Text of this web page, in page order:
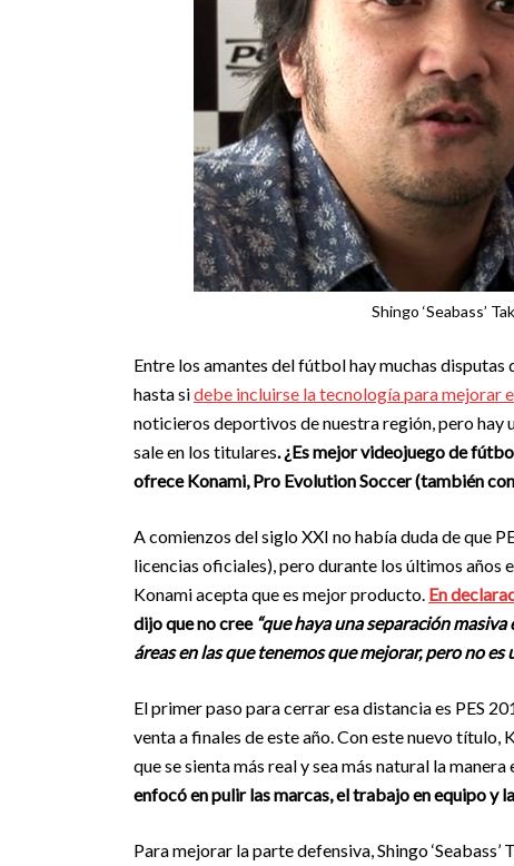
Shingo ‘Seabass’
Entre los amantes del fútbol hay muchas
hasta sidebe incluirse la tecnología para mejorar
noticieros deportivos de nuestra región, pero hay
sale en los titulares. ¿Es mejor videojuego de
ofrece Konami, Pro Evolution Soccer (también
A comienzos del siglo XXI no había duda de que
licencias oficiales), pero durante los últimos años
Konami acepta que es mejor producto. En
dijo que no cree “que haya una separación
áreas en las que tenemos que mejorar, pero no
El primer paso para cerrar esa distancia es PES
venta a finales de este año. Con este nuevo
que se sienta más real y sea más natural la
enfocó en pulir las marcas, el trabajo en equipo y
Para mejorar la parte defensiva, Shingo